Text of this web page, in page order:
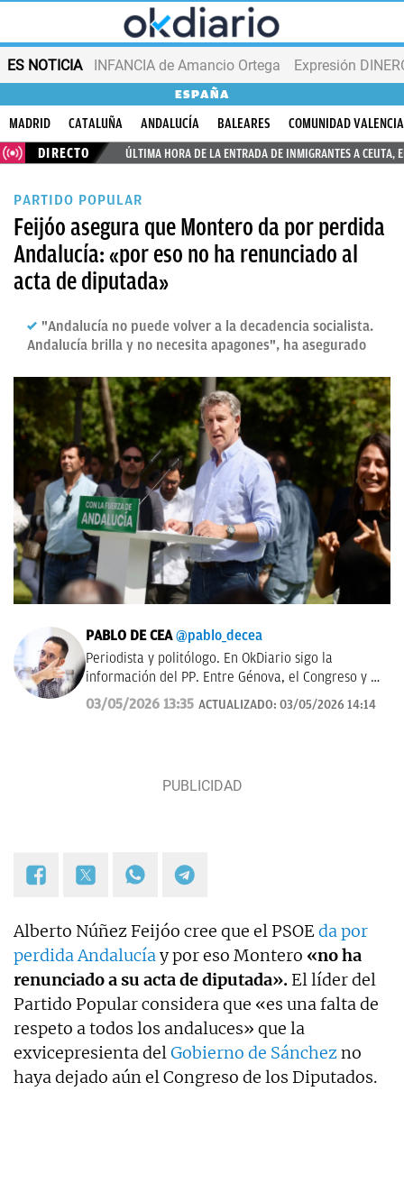
ES NOTICIA INFANCIA de Amancio Ortega Expresión
ESPAÑA
MADRID CATALUÑA ANDALUCÍA BALEARES
COMUNIDAD
DIRECTO
ÚLTIMA HORA DE LA ENTRADA DE INMIGRANTES A CEUTA,
PARTIDO POPULAR
Feijóo asegura que Montero da por perdida
Andalucía: «por eso no ha renunciado al
acta de diputada»
"Andalucía no puede volver a la decadencia socialista.
Andalucía brilla y no necesita apagones", ha asegurado
PABLO DE CEA @pablo_decea
Periodista y politólogo. En OkDiario sigo la
información del PP. Entre Génova, el Congreso y el
Senado. Antes en El Confidencial y El Español
03/05/2026 13:35 ACTUALIZADO: 03/05/2026 14:14
Alberto Núñez Feijóo cree que el PSOEda por
perdida Andalucíay por eso Montero «no ha
renunciado a su acta de diputada». El líder del
Partido Popular considera que «es una falta de
respeto a todos los andaluces» que la
exvicepresienta delGobierno de Sánchezno
haya dejado aún el Congreso de los Diputados.